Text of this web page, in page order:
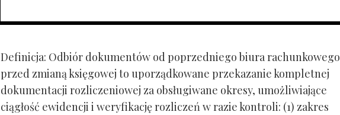
Definicja: Odbiór dokumentów od poprzedniego biura rachunkowego
przed zmianą księgowej to uporządkowane przekazanie kompletnej
dokumentacji rozliczeniowej za obsługiwane okresy, umożliwiające
ciągłość ewidencji i weryfikację rozliczeń w razie kontroli: (1) zakres